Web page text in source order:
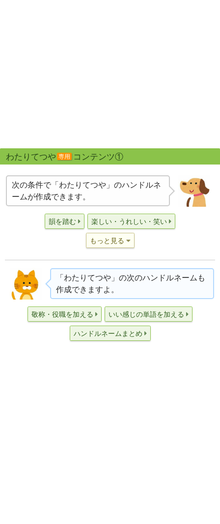
わたりてつや 専用 コンテンツ①
次の条件で「わたりてつや」のハンドルネ
ームが作成できます。
韻を踏む 楽しい・うれしい・笑い
もっと見る
「わたりてつや」の次のハンドルネームも
作成できますよ。
敬称・役職を加える いい感じの単語を加える
ハンドルネームまとめ